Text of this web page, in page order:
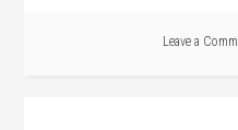
Leave a